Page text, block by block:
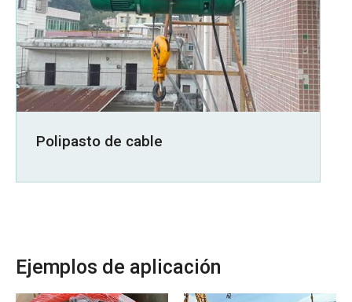
Polipasto de cable
Ejemplos de aplicación